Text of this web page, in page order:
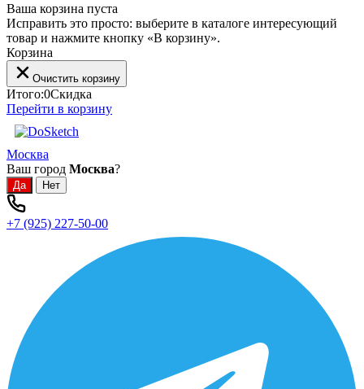
Ваша корзина пуста
Исправить это просто: выберите в каталоге интересующий
товар и нажмите кнопку «В корзину».
Корзина
Очистить корзину
Итого:0Скидка
Перейти в корзину
Москва
Ваш город Москва?
+7 (925) 227-50-00